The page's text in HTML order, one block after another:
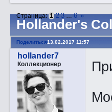
Hollander's
Страница:1 2 3 … 6 »
Поделиться13.02.2017 11:57
hollander7
Коллекционер